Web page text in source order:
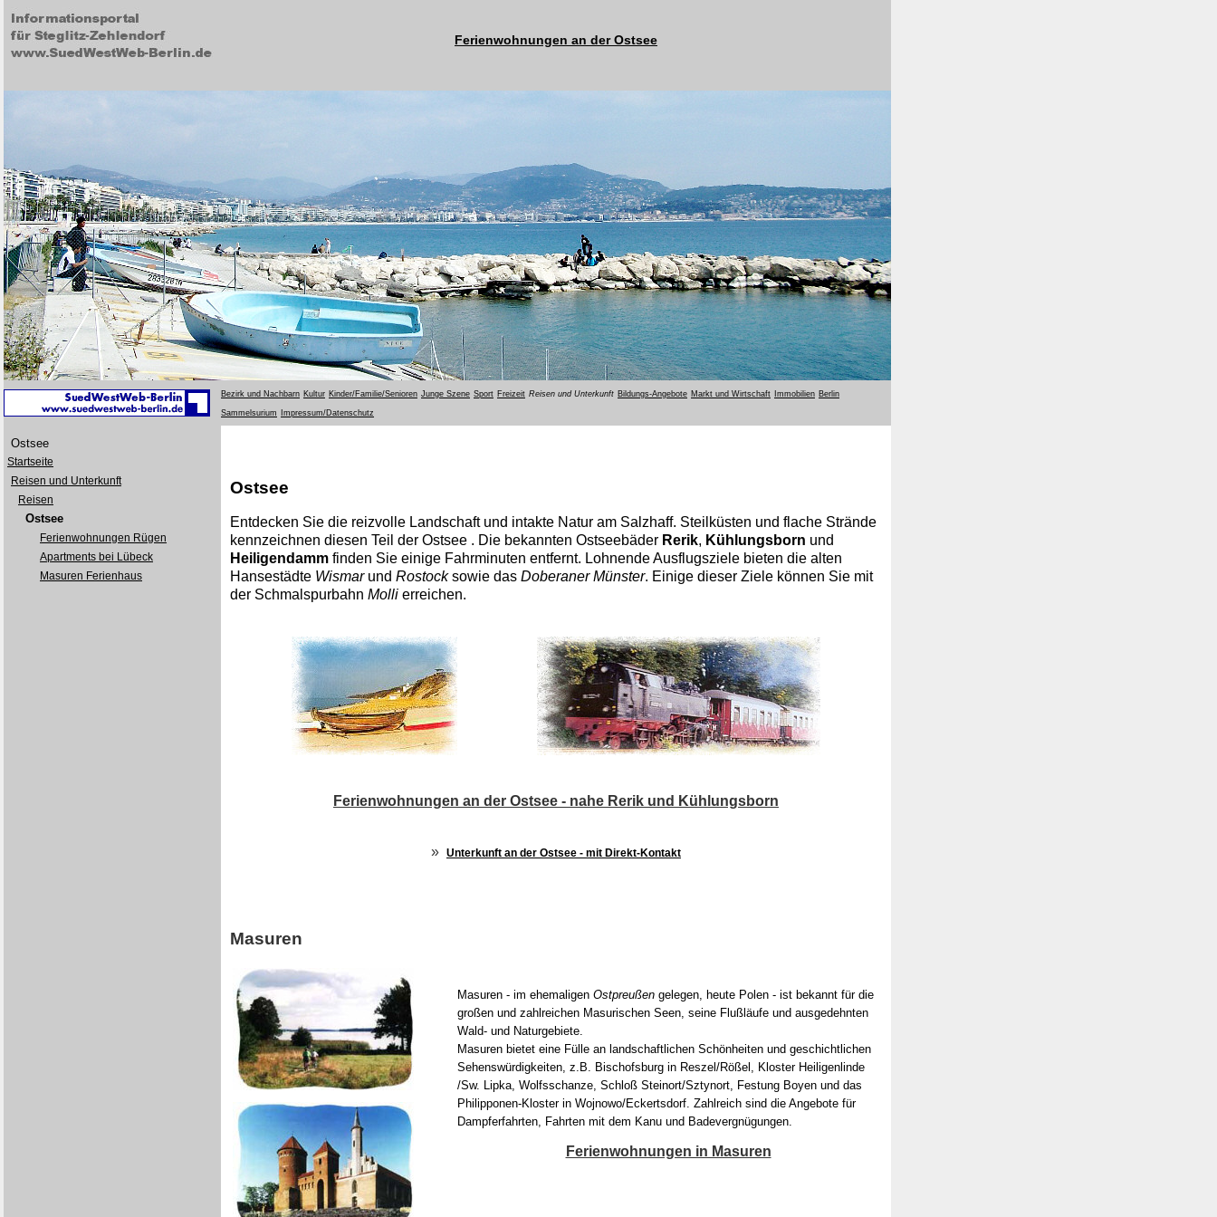
Ferienwohnungen an der Ostsee
Bezirk und Nachbarn Kultur Kinder/Familie/Senioren Junge Szene Sport Freizeit Reisen und Unterkunft Bildungs-Angebote Markt und Wirtschaft Immobilien Berlin
Sammelsurium Impressum/Datenschutz
Ostsee
Startseite
Reisen und Unterkunft
Reisen
Ostsee
Ferienwohnungen Rügen
Apartments bei Lübeck
Masuren Ferienhaus
Ostsee
Entdecken Sie die reizvolle Landschaft und intakte Natur am Salzhaff. Steilküsten und flache Strände
kennzeichnen diesen Teil der Ostsee . Die bekannten Ostseebäder Rerik, Kühlungsborn und
Heiligendamm finden Sie einige Fahrminuten entfernt. Lohnende Ausflugsziele bieten die alten
Hansestädte Wismarund Rostocksowie das Doberaner Münster. Einige dieser Ziele können Sie mit
der Schmalspurbahn Molli erreichen.
Ferienwohnungen an der Ostsee - nahe Rerik und Kühlungsborn
» Unterkunft an der Ostsee - mit Direkt-Kontakt
Masuren
Masuren - im ehemaligen Ostpreußen gelegen, heute Polen - ist bekannt für die
großen und zahlreichen Masurischen Seen, seine Flußläufe und ausgedehnten
Wald- und Naturgebiete.
Masuren bietet eine Fülle an landschaftlichen Schönheiten und geschichtlichen
Sehenswürdigkeiten, z.B. Bischofsburg in Reszel/Rößel, Kloster Heiligenlinde
/Sw. Lipka, Wolfsschanze, Schloß Steinort/Sztynort, Festung Boyen und das
Philipponen-Kloster in Wojnowo/Eckertsdorf. Zahlreich sind die Angebote für
Dampferfahrten, Fahrten mit dem Kanu und Badevergnügungen.
Ferienwohnungen in Masuren